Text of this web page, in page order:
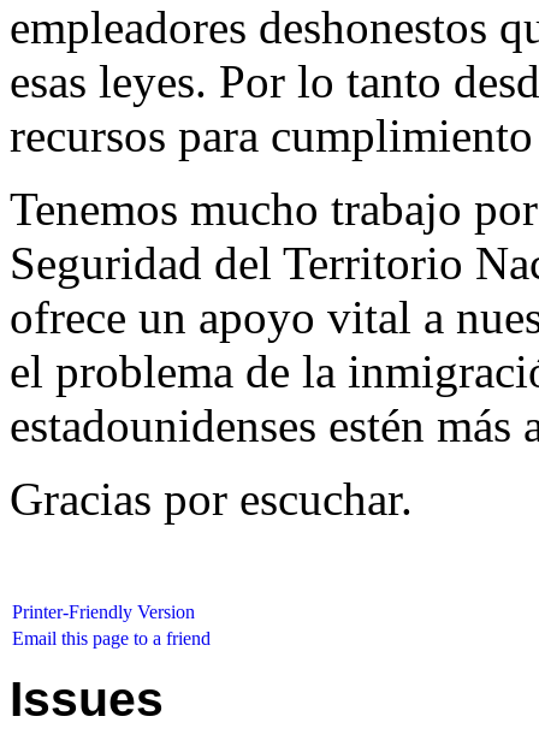
empleadores deshonestos
esas leyes. Por lo tanto
recursos para
Tenemos mucho trabajo
Seguridad del Territorio
ofrece un apoyo vital a
el problema de la
estadounidenses estén más
Gracias por escuchar.
Printer-Friendly Version
Email this page to a friend
Issues